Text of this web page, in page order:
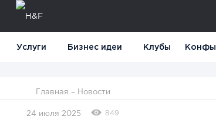
Услуги Бизнес идеи Клубы Конфы
Главная – Новости
24 июля 2025 849